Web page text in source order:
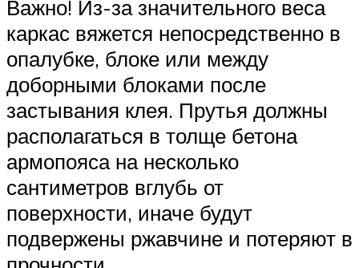
Важно! Из-за значительного веса
каркас вяжется непосредственно в
опалубке, блоке или между
доборными блоками после
застывания клея. Прутья должны
располагаться в толще бетона
армопояса на несколько
сантиметров вглубь от
поверхности, иначе будут
подвержены ржавчине и потеряют в